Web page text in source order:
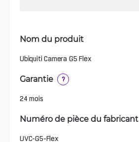
Nom du produit
Ubiquiti Camera G5 Flex
Garantie ?
24 mois
Numéro de pièce du fabricant
UVC-G5-Flex